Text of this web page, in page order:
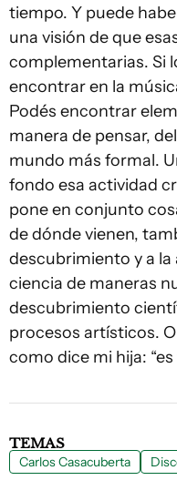
tiempo. Y puede
una visión de que
complementarias. Si
encontrar en la
Podés encontrar
manera de pensar,
mundo más formal.
fondo esa actividad
pone en conjunto
de dónde vienen,
descubrimiento y a la
ciencia de maneras
descubrimiento
procesos artísticos.
como dice mi hija:
TEMAS
Carlos Casacuberta